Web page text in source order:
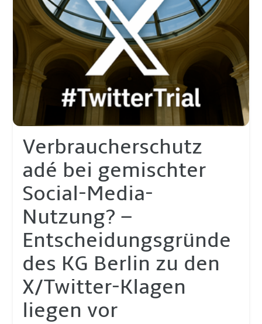
Verbraucherschutz
adé bei gemischter
Social-Media-
Nutzung? –
Entscheidungsgründe
des KG Berlin zu den
X/Twitter-Klagen
liegen vor